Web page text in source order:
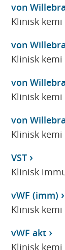
von
Klinisk kemi
von
Klinisk kemi
von
Klinisk kemi
von
Klinisk kemi
VST
Klinisk
vWF (imm)
Klinisk kemi
vWF akt
Klinisk kemi